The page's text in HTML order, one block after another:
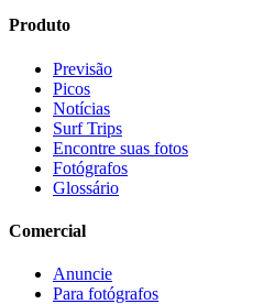
Produto
Previsão
Picos
Notícias
Surf Trips
Encontre suas fotos
Fotógrafos
Glossário
Comercial
Anuncie
Para fotógrafos